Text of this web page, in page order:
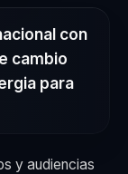
con
cambio
para
y audiencias